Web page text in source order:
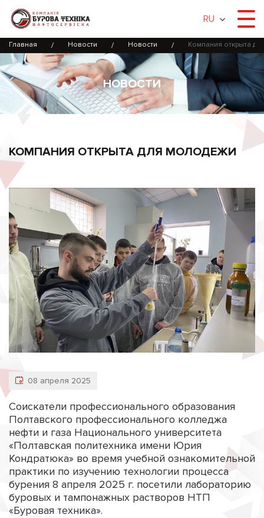
RU
Главная Новости Новости Компания открыта
НОВОСТИ
КОМПАНИЯ ОТКРЫТА ДЛЯ МОЛОДЕЖИ
08 апреля 2025
Соискатели профессионального образования
Полтавского профессионального колледжа
нефти и газа Национального университета
«Полтавская политехника имени Юрия
Кондратюка» во время учебной ознакомительной
практики по изучению технологии процесса
бурения 8 апреля 2025 г. посетили лабораторию
буровых и тампонажных растворов НТП
«Буровая техника».